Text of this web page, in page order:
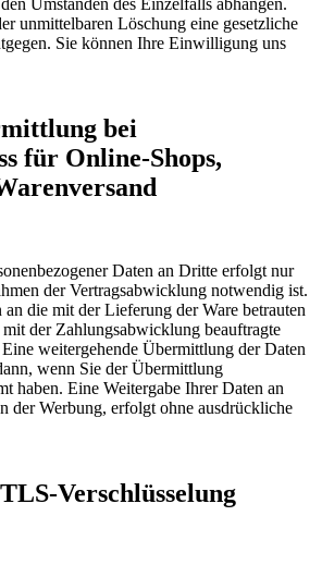
Umständen des Einzelfalls abhängen.
unmittelbaren Löschung eine gesetzliche
Sie können Ihre Einwilligung uns
bei
für Online-Shops,
Daten an Dritte erfolgt nur
der Vertragsabwicklung notwendig ist.
die mit der Lieferung der Ware betrauten
der Zahlungsabwicklung beauftragte
weitergehende Übermittlung der Daten
wenn Sie der Übermittlung
haben. Eine Weitergabe Ihrer Daten an
der Werbung, erfolgt ohne ausdrückliche
Verschlüsselung